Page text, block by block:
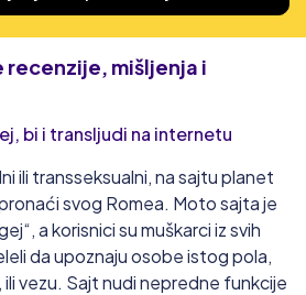
recenzije, mišljenja i
bi i transljudi na internetu
ili transseksualni, na sajtu planet
svog Romea. Moto sajta je
a korisnici su muškarci iz svih
da upoznaju osobe istog pola,
ili vezu. Sajt nudi nepredne funkcije